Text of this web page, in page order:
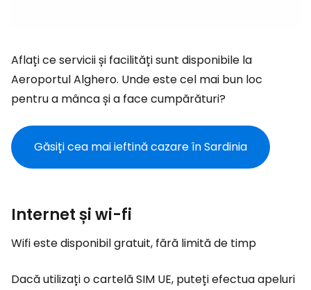
Aflați ce servicii și facilități sunt disponibile la
Aeroportul Alghero. Unde este cel mai bun loc
pentru a mânca și a face cumpărături?
Găsiți cea mai ieftină cazare în Sardinia
Internet și wi-fi
Wifi este disponibil gratuit, fără limită de timp
Dacă utilizați o cartelă SIM UE, puteți efectua apeluri